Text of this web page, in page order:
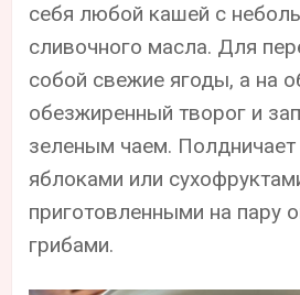
себя любой кашей с
сливочного масла. Для
собой свежие ягоды, а на
обезжиренный творог и
зеленым чаем.
яблоками или
приготовленными на пару
грибами.